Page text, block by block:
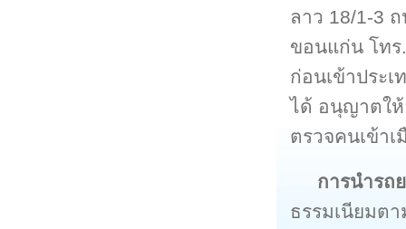
ลาว 18/1-3
ขอนแก่น โทร
ก่อนเข้าประ
ได้ อนุญาตให้
ตรวจคนเข้า
การนำรถ
ธรรมเนียมต